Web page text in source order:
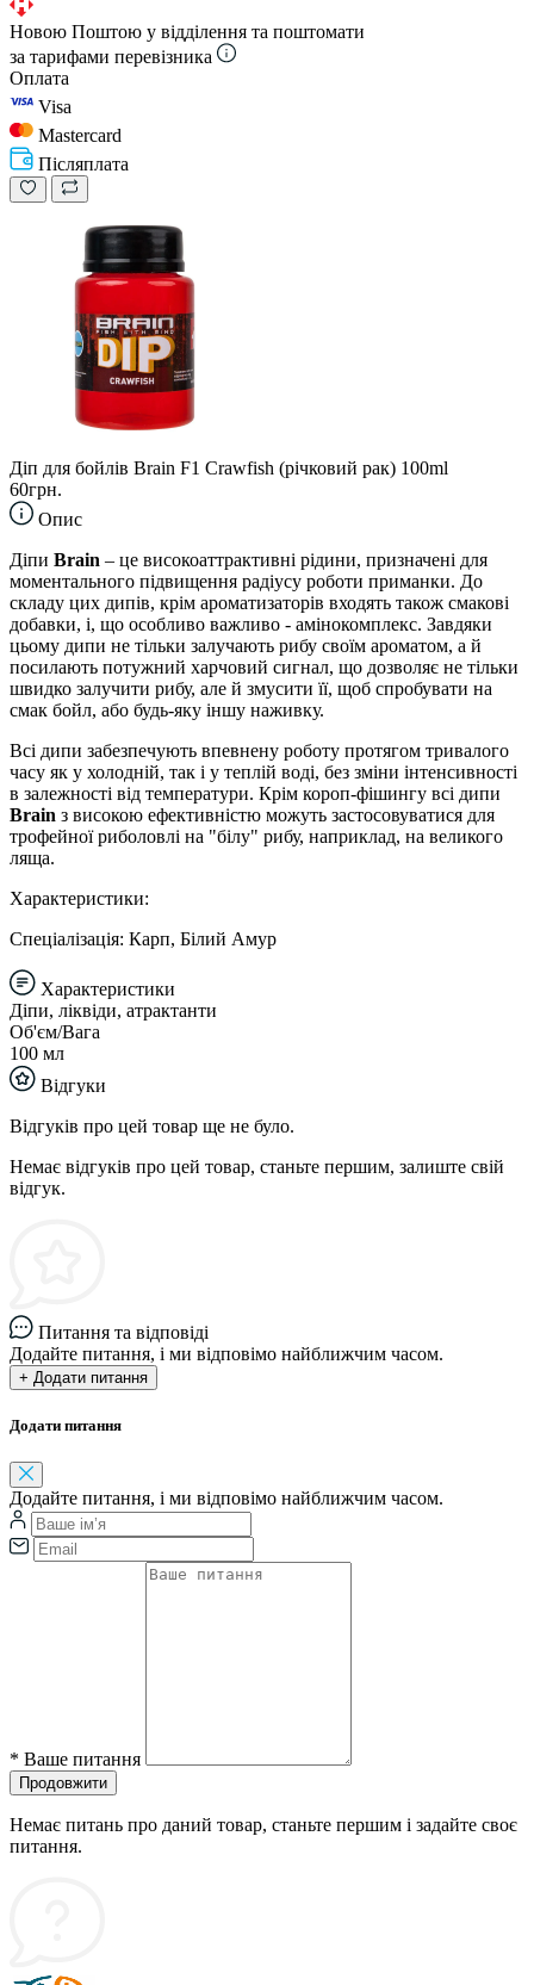
Новою Поштою у відділення та поштомати
за тарифами перевізника
Оплата
Visa
Mastercard
Післяплата
Діп для бойлів Brain F1 Crawfish (річковий рак) 100ml
60грн.
Опис
Діпи Brain – це високоаттрактивні рідини, призначені для
моментального підвищення радіусу роботи приманки. До
складу цих дипів, крім ароматизаторів входять також смакові
добавки, і, що особливо важливо - амінокомплекс. Завдяки
цьому дипи не тільки залучають рибу своїм ароматом, а й
посилають потужний харчовий сигнал, що дозволяє не тільки
швидко залучити рибу, але й змусити її, щоб спробувати на
смак бойл, або будь-яку іншу наживку.
Всі дипи забезпечують впевнену роботу протягом тривалого
часу як у холодній, так і у теплій воді, без зміни інтенсивності
в залежності від температури. Крім короп-фішингу всі дипи
Brain з високою ефективністю можуть застосовуватися для
трофейної риболовлі на "білу" рибу, наприклад, на великого
ляща.
Характеристики:
Спеціалізація: Карп, Білий Амур
Характеристики
Діпи, ліквіди, атрактанти
Об'єм/Вага
100 мл
Відгуки
Відгуків про цей товар ще не було.
Немає відгуків про цей товар, станьте першим, залиште свій
відгук.
Питання та відповіді
Додайте питання, і ми відповімо найближчим часом.
+ Додати питання
Додати питання
Додайте питання, і ми відповімо найближчим часом.
* Ваше питання
Продовжити
Немає питань про даний товар, станьте першим і задайте своє
питання.